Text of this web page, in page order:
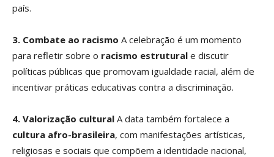
país.
3. Combate ao racismo A celebração é um momento
para refletir sobre o racismo estrutural e discutir
políticas públicas que promovam igualdade racial, além de
incentivar práticas educativas contra a discriminação.
4. Valorização cultural A data também fortalece a
cultura afro-brasileira, com manifestações artísticas,
religiosas e sociais que compõem a identidade nacional,